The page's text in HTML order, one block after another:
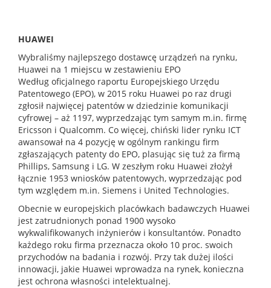
HUAWEI
Wybraliśmy najlepszego dostawcę urządzeń na rynku,
Huawei na 1 miejscu w zestawieniu EPO
Według oficjalnego raportu Europejskiego Urzędu
Patentowego (EPO), w 2015 roku Huawei po raz drugi
zgłosił najwięcej patentów w dziedzinie komunikacji
cyfrowej – aż 1197, wyprzedzając tym samym m.in. firmę
Ericsson i Qualcomm. Co więcej, chiński lider rynku ICT
awansował na 4 pozycję w ogólnym rankingu firm
zgłaszających patenty do EPO, plasując się tuż za firmą
Phillips, Samsung i LG. W zeszłym roku Huawei złożył
łącznie 1953 wniosków patentowych, wyprzedzając pod
tym względem m.in. Siemens i United Technologies.
Obecnie w europejskich placówkach badawczych Huawei
jest zatrudnionych ponad 1900 wysoko
wykwalifikowanych inżynierów i konsultantów. Ponadto
każdego roku firma przeznacza około 10 proc. swoich
przychodów na badania i rozwój. Przy tak dużej ilości
innowacji, jakie Huawei wprowadza na rynek, konieczna
jest ochrona własności intelektualnej.